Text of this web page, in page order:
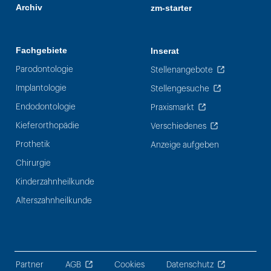
Archiv
Fachgebiete
Parodontologie
Implantologie
Endodontologie
Kieferorthopädie
Prothetik
Chirurgie
Kinderzahnheilkunde
Alterszahnheilkunde
zm-starter
Inserat
Stellenangebote
Stellengesuche
Praxismarkt
Verschiedenes
Anzeige aufgeben
Partner AGB Cookies Datenschutz